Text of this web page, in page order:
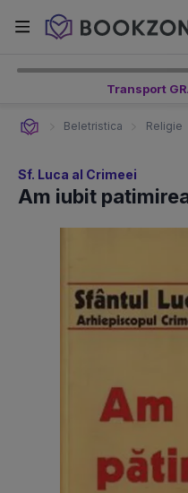
Transport
Beletristica Religie
Sf. Luca al Crimeei
Am iubit